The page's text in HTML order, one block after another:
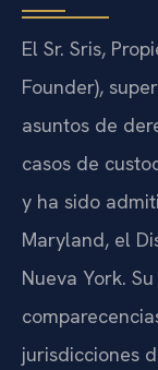
El Sr. Sris,
Founder),
asuntos de
casos de
y ha sido
Maryland, el
Nueva York.
jurisdicciones